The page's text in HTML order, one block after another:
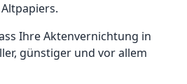
Ihre Aktenvernichtung in
günstiger und vor allem